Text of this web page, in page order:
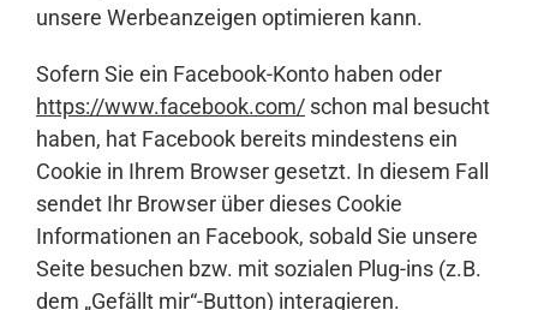
unsere Werbeanzeigen optimieren kann.
Sofern Sie ein Facebook-Konto haben oder
https://www.facebook.com/ schon mal besucht
haben, hat Facebook bereits mindestens ein
Cookie in Ihrem Browser gesetzt. In diesem Fall
sendet Ihr Browser über dieses Cookie
Informationen an Facebook, sobald Sie unsere
Seite besuchen bzw. mit sozialen Plug-ins (z.B.
dem „Gefällt mir“-Button) interagieren.